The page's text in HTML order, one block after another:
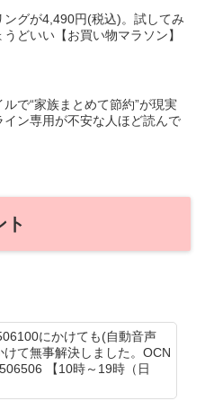
ングが4,490円(税込)。試してみ
どいい【お買い物マラソン】
ルで“家族まとめて節約”が現実
イン専用が不安な人ほど読んで
ト
にかけても(自動音声
て無事解決しました。OCN
【10時～19時（日